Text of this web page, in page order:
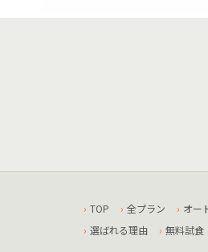
TOP 全プラン オー
選ばれる理由
無料試食